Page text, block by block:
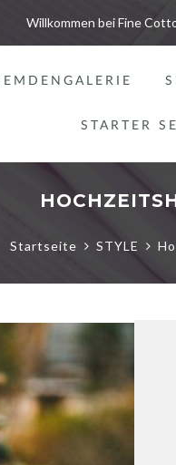
Willkommen bei Fine
STARTER
Startseite STYLE